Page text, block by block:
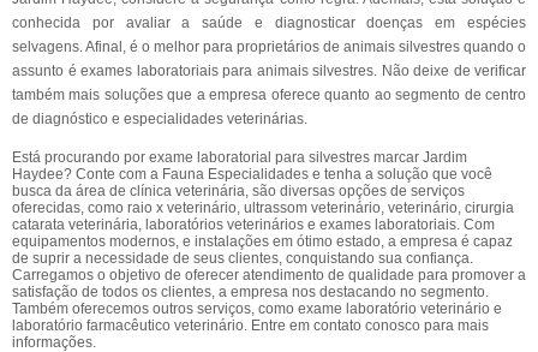
conhecida por avaliar a saúde e diagnosticar doenças em espécies
selvagens. Afinal, é o melhor para proprietários de animais silvestres quando o
assunto é exames laboratoriais para animais silvestres. Não deixe de verificar
também mais soluções que a empresa oferece quanto ao segmento de centro
de diagnóstico e especialidades veterinárias.
Está procurando por exame laboratorial para silvestres marcar Jardim
Haydee? Conte com a Fauna Especialidades e tenha a solução que você
busca da área de clínica veterinária, são diversas opções de serviços
oferecidas, como raio x veterinário, ultrassom veterinário, veterinário, cirurgia
catarata veterinária, laboratórios veterinários e exames laboratoriais. Com
equipamentos modernos, e instalações em ótimo estado, a empresa é capaz
de suprir a necessidade de seus clientes, conquistando sua confiança.
Carregamos o objetivo de oferecer atendimento de qualidade para promover a
satisfação de todos os clientes, a empresa nos destacando no segmento.
Também oferecemos outros serviços, como exame laboratório veterinário e
laboratório farmacêutico veterinário. Entre em contato conosco para mais
informações.